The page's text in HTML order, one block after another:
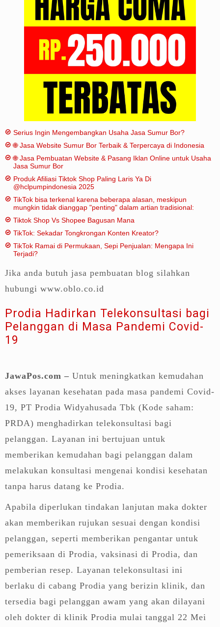
Serius Ingin Mengembangkan Usaha Jasa Sumur Bor?
🌐 Jasa Website Sumur Bor Terbaik & Terpercaya di Indonesia
🌐 Jasa Pembuatan Website & Pasang Iklan Online untuk Usaha
Jasa Sumur Bor
Produk Afiliasi Tiktok Shop Paling Laris Ya Di
@hclpumpindonesia 2025
TikTok bisa terkenal karena beberapa alasan, meskipun
mungkin tidak dianggap "penting" dalam artian tradisional:
Tiktok Shop Vs Shopee Bagusan Mana
TikTok: Sekadar Tongkrongan Konten Kreator?
TikTok Ramai di Permukaan, Sepi Penjualan: Mengapa Ini
Terjadi?
Jika anda butuh jasa pembuatan blog silahkan
hubungi www.oblo.co.id
Prodia Hadirkan Telekonsultasi bagi
Pelanggan di Masa Pandemi Covid-
19
JawaPos.com – Untuk meningkatkan kemudahan
akses layanan kesehatan pada masa pandemi Covid-
19, PT Prodia Widyahusada Tbk (Kode saham:
PRDA) menghadirkan telekonsultasi bagi
pelanggan. Layanan ini bertujuan untuk
memberikan kemudahan bagi pelanggan dalam
melakukan konsultasi mengenai kondisi kesehatan
tanpa harus datang ke Prodia.
Apabila diperlukan tindakan lanjutan maka dokter
akan memberikan rujukan sesuai dengan kondisi
pelanggan, seperti memberikan pengantar untuk
pemeriksaan di Prodia, vaksinasi di Prodia, dan
pemberian resep. Layanan telekonsultasi ini
berlaku di cabang Prodia yang berizin klinik, dan
tersedia bagi pelanggan awam yang akan dilayani
oleh dokter di klinik Prodia mulai tanggal 22 Mei
Sitemap